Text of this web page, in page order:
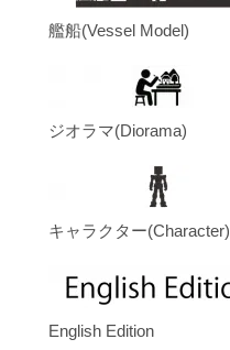
艦船(Vessel Model)
ジオラマ(Diorama)
キャラクター(Character)
English Edition